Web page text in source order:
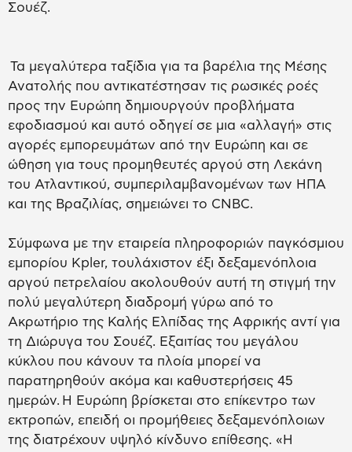
Σουέζ.
Τα μεγαλύτερα ταξίδια για τα βαρέλια της Μέσης
Ανατολής που αντικατέστησαν τις ρωσικές ροές
προς την Ευρώπη δημιουργούν προβλήματα
εφοδιασμού και αυτό οδηγεί σε μια «αλλαγή» στις
αγορές εμπορευμάτων από την Ευρώπη και σε
ώθηση για τους προμηθευτές αργού στη Λεκάνη
του Ατλαντικού, συμπεριλαμβανομένων των ΗΠΑ
και της Βραζιλίας, σημειώνει το CNBC.
Σύμφωνα με την εταιρεία πληροφοριών παγκόσμιου
εμπορίου Kpler, τουλάχιστον έξι δεξαμενόπλοια
αργού πετρελαίου ακολουθούν αυτή τη στιγμή την
πολύ μεγαλύτερη διαδρομή γύρω από το
Ακρωτήριο της Καλής Ελπίδας της Αφρικής αντί για
τη Διώρυγα του Σουέζ. Εξαιτίας του μεγάλου
κύκλου που κάνουν τα πλοία μπορεί να
παρατηρηθούν ακόμα και καθυστερήσεις 45
ημερών. Η Ευρώπη βρίσκεται στο επίκεντρο των
εκτροπών, επειδή οι προμήθειες δεξαμενόπλοιων
της διατρέχουν υψηλό κίνδυνο επίθεσης. «Η